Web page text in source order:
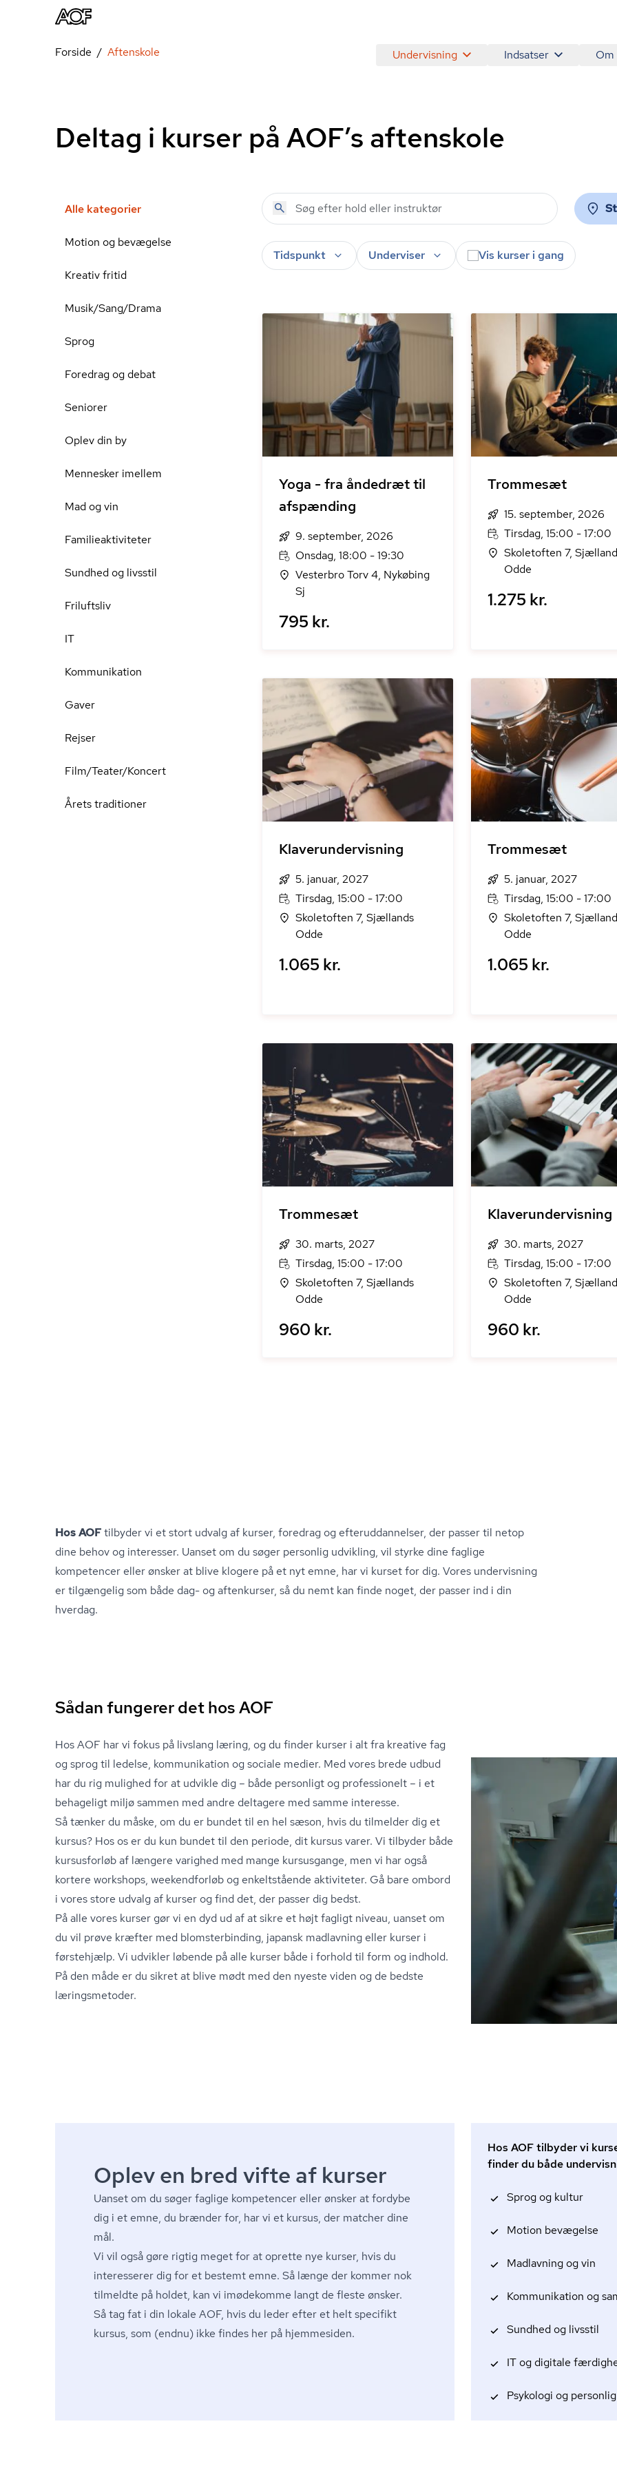
Undervisning Indsatser Om
Forside Aftenskole
Deltag i kurser på AOF’s aftenskole
Alle kategorier
Motion og bevægelse
Kreativ fritid
Musik/Sang/Drama
Sprog
Foredrag og debat
Seniorer
Oplev din by
Mennesker imellem
Mad og vin
Familieaktiviteter
Sundhed og livsstil
Friluftsliv
IT
Kommunikation
Gaver
Rejser
Film/Teater/Koncert
Årets traditioner
Tidspunkt Underviser Vis kurser i gang
Yoga - fra åndedræt til
afspænding
9. september, 2026
Onsdag, 18:00 - 19:30
Vesterbro Torv 4, Nykøbing
Sj
795 kr.
Trommesæt
15. september, 2026
Tirsdag, 15:00 - 17:00
Skoletoften 7,
Odde
1.275 kr.
Klaverundervisning
5. januar, 2027
Tirsdag, 15:00 - 17:00
Skoletoften 7, Sjællands
Odde
1.065 kr.
Trommesæt
5. januar, 2027
Tirsdag, 15:00 - 17:00
Skoletoften 7,
Odde
1.065 kr.
Trommesæt
30. marts, 2027
Tirsdag, 15:00 - 17:00
Skoletoften 7, Sjællands
Odde
960 kr.
Klaverundervisning
30. marts, 2027
Tirsdag, 15:00 - 17:00
Skoletoften 7,
Odde
960 kr.
Hos AOFtilbyder vi et stort udvalg af kurser, foredrag og ef­ter­ud­dan­nel­ser, der passer til netop
dine behov og interesser. Uanset om du søger personlig udvikling, vil styrke dine faglige
kompetencer eller ønsker at blive klogere på et nyt emne, har vi kurset for dig. Vores undervisning
er tilgængelig som både dag- og aftenkurser, så du nemt kan finde noget, der passer ind i din
hverdag.
Sådan fungerer det hos AOF
Hos AOF har vi fokus på livslang læring, og du finder kurser i alt fra kreative fag
og sprog til ledelse, kommunikation og sociale medier. Med vores brede udbud
har du rig mulighed for at udvikle dig – både personligt og professionelt – i et
behageligt miljø sammen med andre deltagere med samme interesse.
Så tænker du måske, om du er bundet til en hel sæson, hvis du tilmelder dig et
kursus? Hos os er du kun bundet til den periode, dit kursus varer. Vi tilbyder både
kursusforløb af længere varighed med mange kursusgange, men vi har også
kortere workshops, weekendforløb og enkeltstående aktiviteter. Gå bare ombord
i vores store udvalg af kurser og find det, der passer dig bedst.
På alle vores kurser gør vi en dyd ud af at sikre et højt fagligt niveau, uanset om
du vil prøve kræfter med blom­ster­bin­ding, japansk madlavning eller kurser i
førstehjælp. Vi udvikler løbende på alle kurser både i forhold til form og indhold.
På den måde er du sikret at blive mødt med den nyeste viden og de bedste
læringsmetoder.
Oplev en bred vifte af kurser
Uanset om du søger faglige kompetencer eller ønsker at fordybe
dig i et emne, du brænder for, har vi et kursus, der matcher dine
mål.
Vi vil også gøre rigtig meget for at oprette nye kurser, hvis du
interesserer dig for et bestemt emne. Så længe der kommer nok
tilmeldte på holdet, kan vi imødekomme langt de fleste ønsker.
Så tag fat i din lokale AOF, hvis du leder efter et helt specifikt
kursus, som (endnu) ikke findes her på hjemmesiden.
Hos AOF tilbyder vi
finder du både
Sprog og kultur
Motion bevægelse
Madlavning og vin
Kommunikation og
Sundhed og livsstil
IT og digitale
Psykologi og